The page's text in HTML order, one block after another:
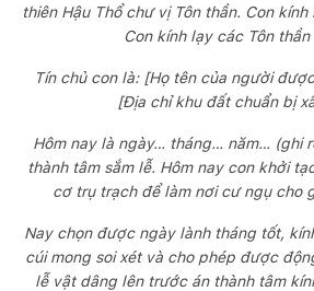
thiên Hậu Thổ chư vị Tôn thần. Con
Con kính lạy các Tôn thần
Tín chủ con là: [Họ tên của người
[Địa chỉ khu đất chuẩn bị
Hôm nay là ngày… tháng… năm… (ghi
thành tâm sắm lễ. Hôm nay con khởi
cơ trụ trạch để làm nơi cư ngụ cho
Nay chọn được ngày lành tháng tốt,
cúi mong soi xét và cho phép được
lễ vật dâng lên trước án thành tâm